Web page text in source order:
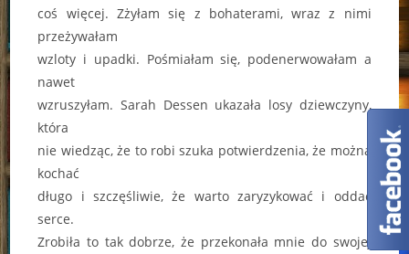
coś więcej. Zżyłam się z bohaterami, wraz z nimi
przeżywałam
wzloty i upadki. Pośmiałam się, podenerwowałam a
nawet
wzruszyłam. Sarah Dessen ukazała losy dziewczyny,
która
nie wiedząc, że to robi szuka potwierdzenia, że można
kochać
długo i szczęśliwie, że warto zaryzykować i oddać
serce.
Zrobiła to tak dobrze, że przekonała mnie do swojej